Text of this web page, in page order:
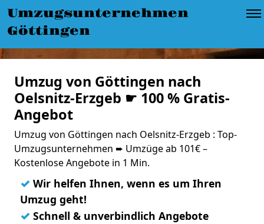
Umzugsunternehmen
Göttingen
Umzug von Göttingen nach
Oelsnitz-Erzgeb ☛ 100 % Gratis-
Angebot
Umzug von Göttingen nach Oelsnitz-Erzgeb : Top-
Umzugsunternehmen ➨ Umzüge ab 101€ –
Kostenlose Angebote in 1 Min.
✓ Wir helfen Ihnen, wenn es um Ihren
Umzug geht!
✓ Schnell & unverbindlich Angebote